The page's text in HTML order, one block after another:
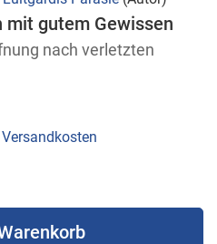
mit gutem Gewissen
nach verletzten